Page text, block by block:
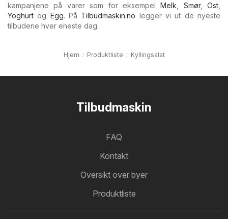
kampanjene på varer som for eksempelMelk Smør, Ost
Yoghurt og Egg. På Tilbudmaskin.no legger vi ut de nyeste
tilbudene hver eneste dag.
Hjem Produktliste Kyllingsalat
Tilbudmaskin
FAQ
Kontakt
Oversikt over byer
Produktliste